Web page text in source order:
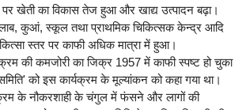
खेती का विकास तेज हुआ और खाद्य उत्पादन बढ़ा।
कुआं, स्कूल तथा प्राथमिक चिकित्सक केन्द्र आदि
स्तर पर काफी अधिक मात्रा में हुआ।
की कमजोरी का जिक्र 1957 में काफी स्पष्ट हो चुका
को इस कार्यक्रम के मूल्यांकन को कहा गया था।
के नौकरशाही के चंगुल में फंसने और लागों की